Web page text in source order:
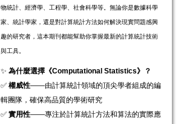
物統計、經濟學、工程學、社會科學等。無論你是數據科學
家、統計學家，還是對計算統計方法如何解決現實問題感興
趣的研究者，這本期刊都能幫助你掌握最新的計算統計技術
與工具。
✨ 為什麼選擇《Computational Statistics》？
✅ 權威性——由計算統計領域的頂尖學者組成的編
輯團隊，確保高品質的學術研究
✅ 實用性——專注於計算統計方法和算法的實際應